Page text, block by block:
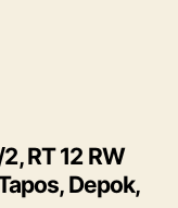
RT 12 RW
Depok,